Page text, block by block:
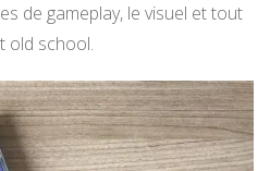
de gameplay, le visuel et tout
old school.